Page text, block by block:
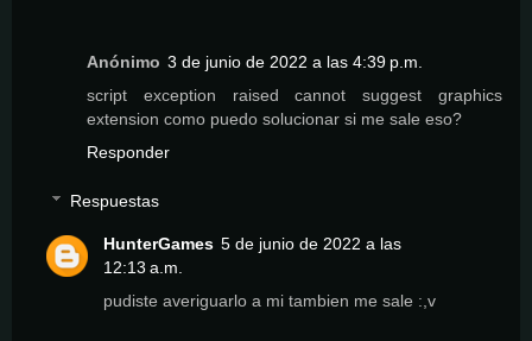
Anónimo 3 de junio de 2022 a las 4:39 p.m.
script exception raised cannot suggest graphics
extension como puedo solucionar si me sale eso?
Responder
Respuestas
HunterGames 5 de junio de 2022 a las
12:13 a.m.
pudiste averiguarlo a mi tambien me sale :,v